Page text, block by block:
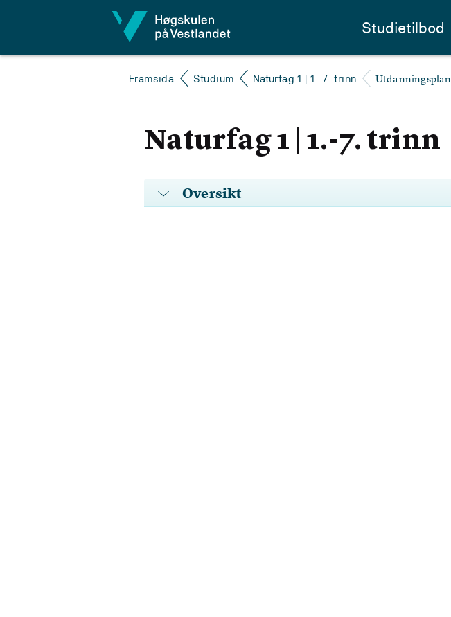
Studietilbod
Framsida Studium Naturfag 1 | 1.-7. trinn Utdanningsplan
Naturfag 1 | 1.-7. trinn
Oversikt